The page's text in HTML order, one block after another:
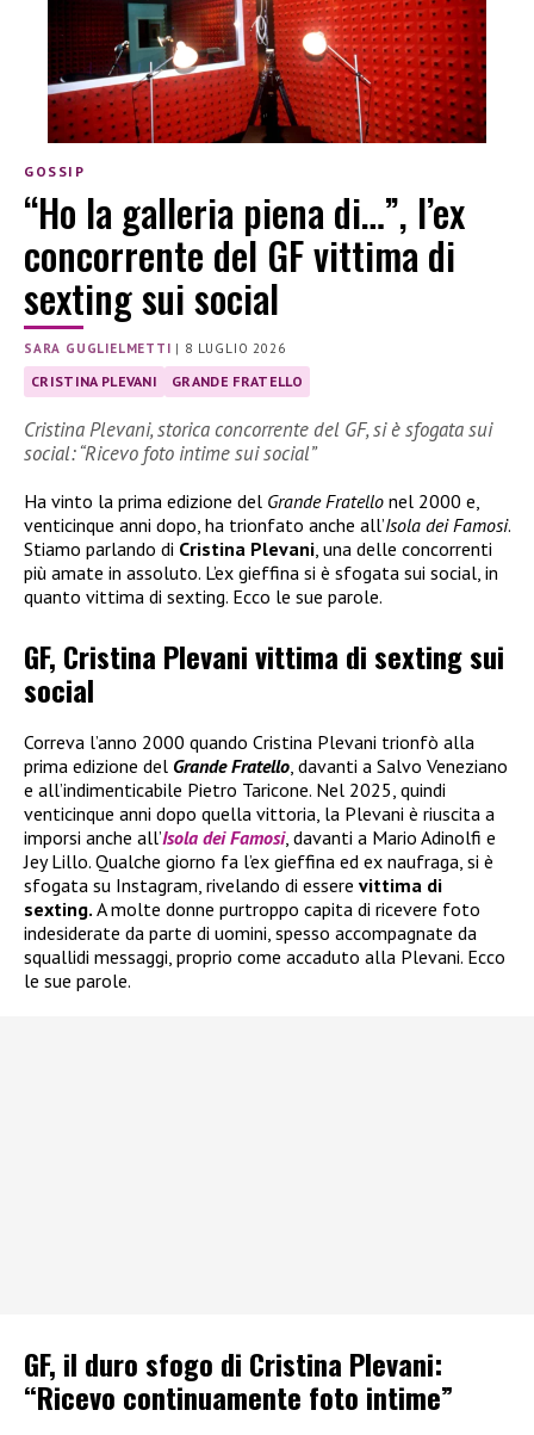
GOSSIP
“Ho la galleria piena di…”, l’ex
concorrente del GF vittima di
sexting sui social
SARA GUGLIELMETTI | 8 LUGLIO 2026
CRISTINA PLEVANI GRANDE FRATELLO
Cristina Plevani, storica concorrente del GF, si è sfogata sui
social: “Ricevo foto intime sui social”
Ha vinto la prima edizione del Grande Fratello nel 2000 e,
venticinque anni dopo, ha trionfato anche all’Isola dei Famosi.
Stiamo parlando di Cristina Plevani , una delle concorrenti
più amate in assoluto. L’ex gieffina si è sfogata sui social, in
quanto vittima di sexting. Ecco le sue parole.
GF, Cristina Plevani vittima di sexting sui
social
Correva l’anno 2000 quando Cristina Plevani trionfò alla
prima edizione del Grande Fratello, davanti a Salvo Veneziano
e all’indimenticabile Pietro Taricone. Nel 2025, quindi
venticinque anni dopo quella vittoria, la Plevani è riuscita a
imporsi anche all’Isola dei Famosi, davanti a Mario Adinolfi e
Jey Lillo. Qualche giorno fa l’ex gieffina ed ex naufraga, si è
sfogata su Instagram, rivelando di essere vittima di
sexting. A molte donne purtroppo capita di ricevere foto
indesiderate da parte di uomini, spesso accompagnate da
squallidi messaggi, proprio come accaduto alla Plevani. Ecco
le sue parole.
GF, il duro sfogo di Cristina Plevani:
“Ricevo continuamente foto intime”